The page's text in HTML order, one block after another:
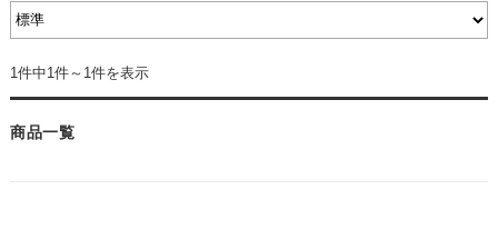
1件中1件～1件を表示
商品一覧